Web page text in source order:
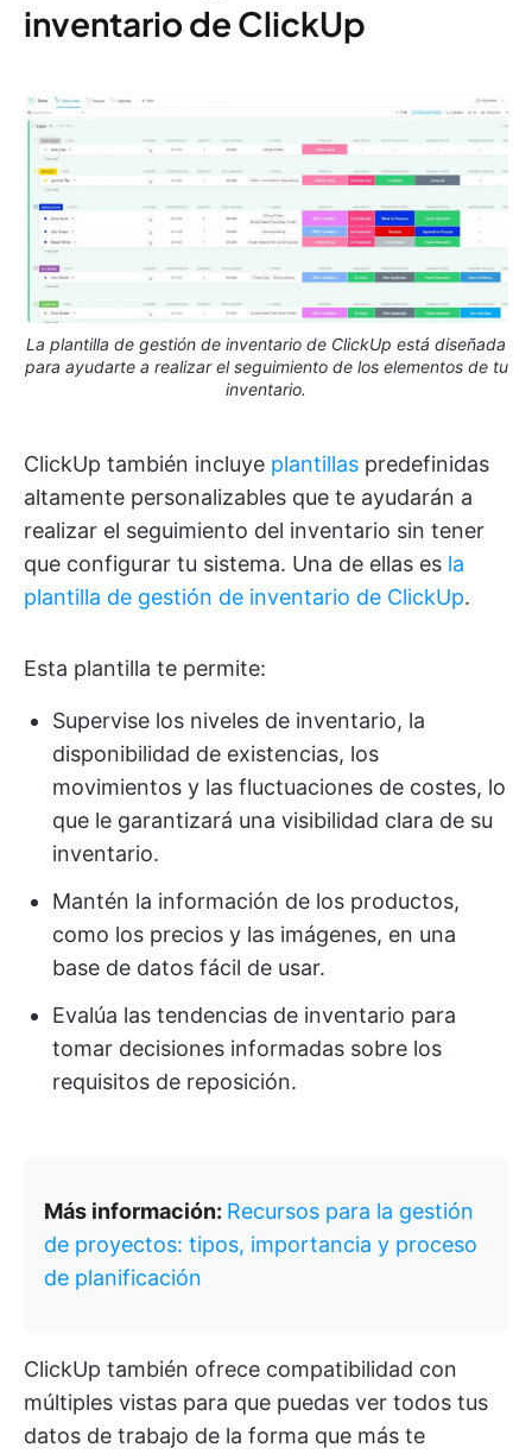
inventario de ClickUp
La plantilla de gestión de inventario de ClickUp está diseñada
para ayudarte a realizar el seguimiento de los elementos de tu
inventario.
ClickUp también incluye plantillas predefinidas
altamente personalizables que te ayudarán a
realizar el seguimiento del inventario sin tener
que configurar tu sistema. Una de ellas es la
plantilla de gestión de inventario de ClickUp.
Esta plantilla te permite:
Supervise los niveles de inventario, la
disponibilidad de existencias, los
movimientos y las fluctuaciones de costes, lo
que le garantizará una visibilidad clara de su
inventario.
Mantén la información de los productos,
como los precios y las imágenes, en una
base de datos fácil de usar.
Evalúa las tendencias de inventario para
tomar decisiones informadas sobre los
requisitos de reposición.
Más información: Recursos para la gestión
de proyectos: tipos, importancia y proceso
de planificación
ClickUp también ofrece compatibilidad con
múltiples vistas para que puedas ver todos tus
datos de trabajo de la forma que más te